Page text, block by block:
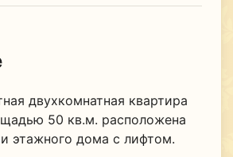
двухкомнатная квартира
50 кв.м. расположена
этажного дома с лифтом.